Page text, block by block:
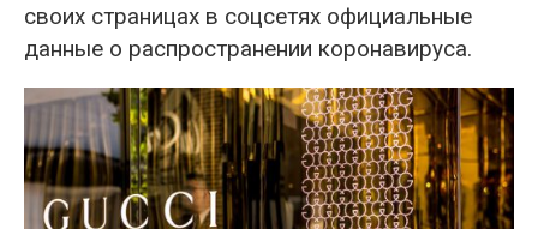
своих страницах в соцсетях официальные
данные о распространении коронавируса.